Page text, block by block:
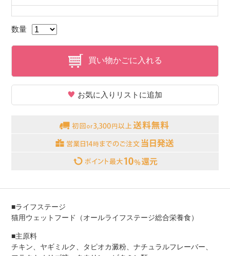
数量
買い物かごに入れる
お気に入りリストに追加
■ライフステージ
猫用ウェットフード（オールライフステージ総合栄養食）
■主原料
チキン、ヤギミルク、タピオカ澱粉、ナチュラルフレーバー、